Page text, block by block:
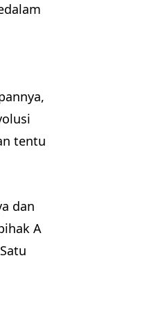
tentu
dan
A